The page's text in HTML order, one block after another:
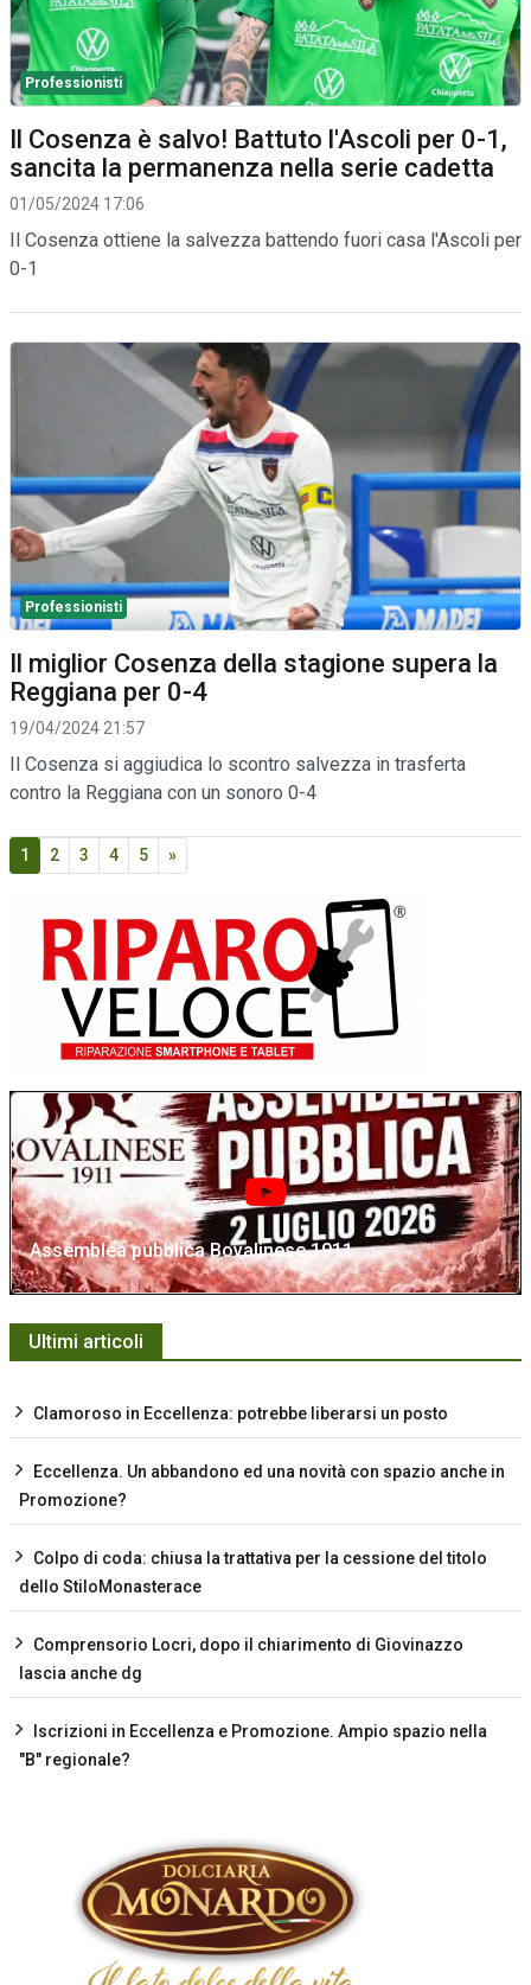
Professionisti
Il Cosenza è salvo! Battuto l'Ascoli per 0-1,
sancita la permanenza nella serie cadetta
01/05/2024 17:06
Il Cosenza ottiene la salvezza battendo fuori casa l'Ascoli per
0-1
Professionisti
Il miglior Cosenza della stagione supera la
Reggiana per 0-4
19/04/2024 21:57
Il Cosenza si aggiudica lo scontro salvezza in trasferta
contro la Reggiana con un sonoro 0-4
1 2 3 4 5 »
Assemblea pubblica Bovalinese 1911
Ultimi articoli
Clamoroso in Eccellenza: potrebbe liberarsi un posto
Eccellenza. Un abbandono ed una novità con spazio anche in
Promozione?
Colpo di coda: chiusa la trattativa per la cessione del titolo
dello StiloMonasterace
Comprensorio Locri, dopo il chiarimento di Giovinazzo
lascia anche dg
Iscrizioni in Eccellenza e Promozione. Ampio spazio nella
"B" regionale?